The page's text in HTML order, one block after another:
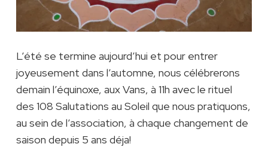
L’été se termine aujourd’hui et pour entrer
joyeusement dans l’automne, nous célébrerons
demain l’équinoxe, aux Vans, à 11h avec le rituel
des 108 Salutations au Soleil que nous pratiquons,
au sein de l’association, à chaque changement de
saison depuis 5 ans déja!